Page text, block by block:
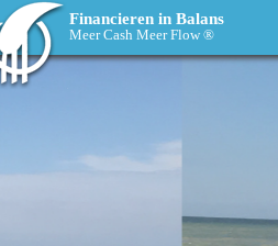
Financieren in Balans
Meer Cash Meer Flow ®